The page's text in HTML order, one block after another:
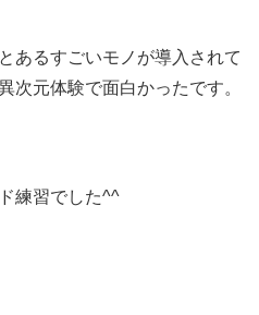
あるすごいモノが導入されて
次元体験で面白かったです。
練習でした^^